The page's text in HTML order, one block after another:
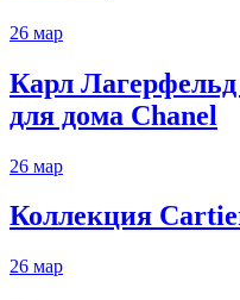
26 мар
Карл
для дома Chanel
26 мар
Коллекция
26 мар